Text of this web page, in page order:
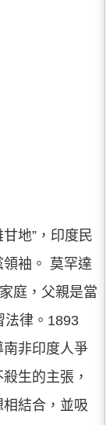
地”，印度民
袖。 莫罕達
庭，父親是當
法律。1893
非印度人爭
生的主張，
結合，並吸